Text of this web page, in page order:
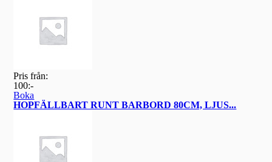
Pris från:
100:-
Boka
HOPFÄLLBART RUNT BARBORD 80CM, LJUS...